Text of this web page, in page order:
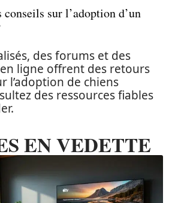
conseils sur l’adoption d’un
des forums et des
ligne offrent des retours
l’adoption de chiens
des ressources fiables
EN VEDETTE